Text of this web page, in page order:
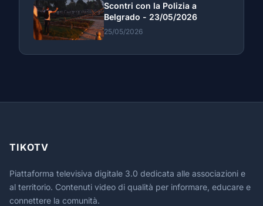
Scontri con la Polizia a
Belgrado - 23/05/2026
25/05/2026
TIKOTV
Piattaforma televisiva digitale 3.0 dedicata alle associazioni e
al territorio. Contenuti video di qualità per informare, educare e
connettere la comunità.